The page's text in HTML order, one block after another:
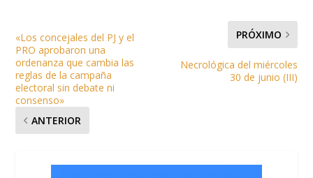
«Los concejales del PJ y el
PRO aprobaron una
ordenanza que cambia las
reglas de la campaña
electoral sin debate ni
consenso»
ANTERIOR
PRÓXIMO
Necrológica del miércoles
30 de junio (III)